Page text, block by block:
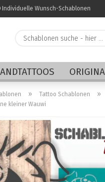
Individuelle Wunsch-Schablonen
» Tattoo Schablonen »
kleiner Wauwi